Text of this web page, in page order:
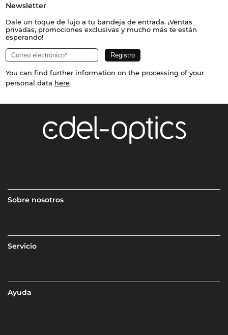
Newsletter
Dale un toque de lujo a tu bandeja de entrada. ¡Ventas
privadas, promociones exclusivas y mucho más te están
esperando!
You can find further information on the processing of your
personal data here
Sobre nosotros
Servicio
Ayuda